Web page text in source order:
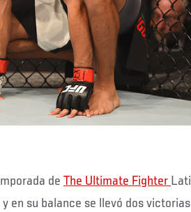
de The Ultimate Fighter
en su balance se llevó dos